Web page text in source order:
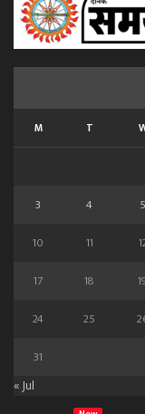
M T
3
4 5
10
11
17
18
24
25
31
« Jul